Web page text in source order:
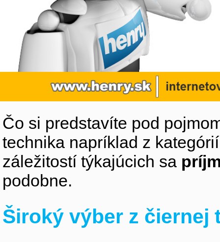
Čo si predstavíte pod
technika napríklad z
záležitostí týkajúcich sa
podobne.
Široký výber z čiernej